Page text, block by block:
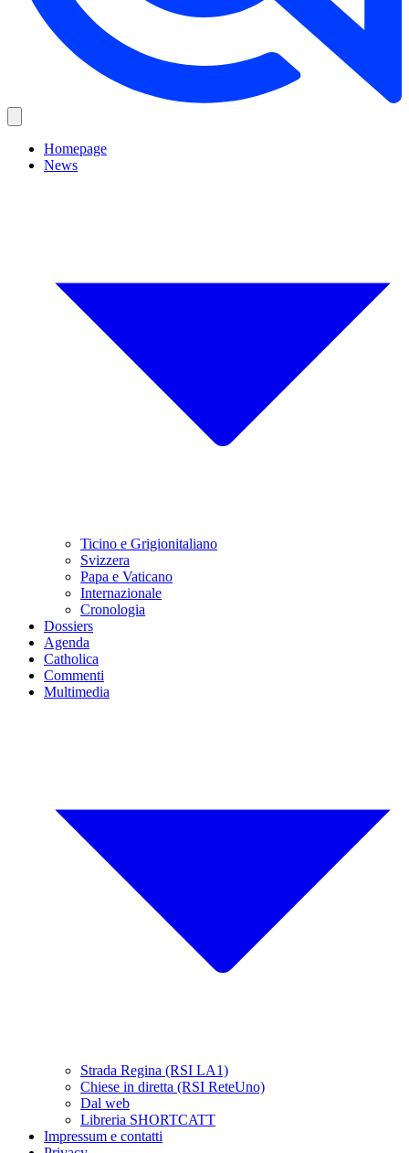
Homepage
News
Ticino e Grigionitaliano
Svizzera
Papa e Vaticano
Internazionale
Cronologia
Dossiers
Agenda
Catholica
Commenti
Multimedia
Strada Regina (RSI LA1)
Chiese in diretta (RSI ReteUno)
Dal web
Libreria SHORTCATT
Impressum e contatti